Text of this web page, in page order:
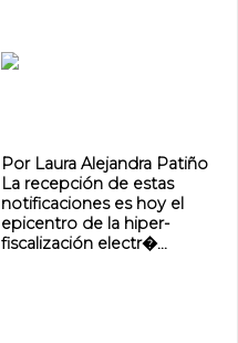
Por Laura Alejandra Patiño
La recepción de estas
notificaciones es hoy el
epicentro de la hiper-
fiscalización electr�...